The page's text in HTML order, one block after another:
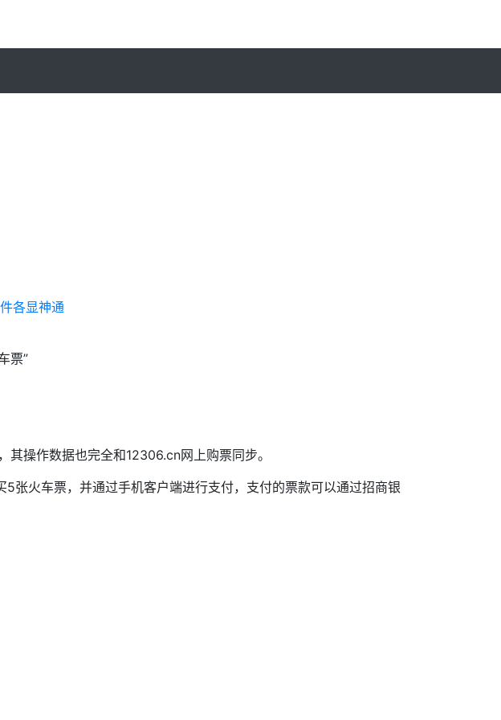
票”
操作数据也完全和12306.cn网上购票同步。
张火车票，并通过手机客户端进行支付，支付的票款可以通过招商银